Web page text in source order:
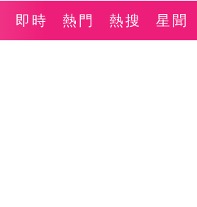
即時 熱門 熱搜 星聞